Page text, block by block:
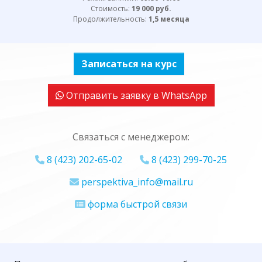
Стоимость: 19 000 руб.
Продолжительность: 1,5 месяца
Записаться на курс
Отправить заявку в WhatsApp
Связаться с менеджером:
8 (423) 202-65-02
8 (423) 299-70-25
perspektiva_info@mail.ru
форма быстрой связи